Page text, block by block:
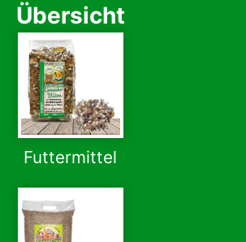
Übersicht
Futtermittel